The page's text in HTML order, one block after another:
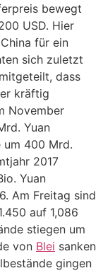
bewegt
USD. Hier
für ein
sich zuletzt
dass
kräftig
November
Yuan
um 400 Mrd.
2017
Yuan
Am Freitag sind
auf 1,086
stiegen um
von Blei sanken
gingen